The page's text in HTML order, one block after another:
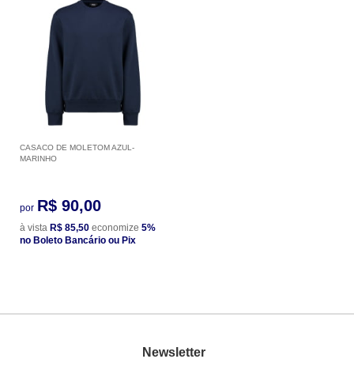
CASACO DE MOLETOM AZUL-
MARINHO
por R$ 90,00
à vista R$ 85,50 economize 5%
no Boleto Bancário ou Pix
Newsletter